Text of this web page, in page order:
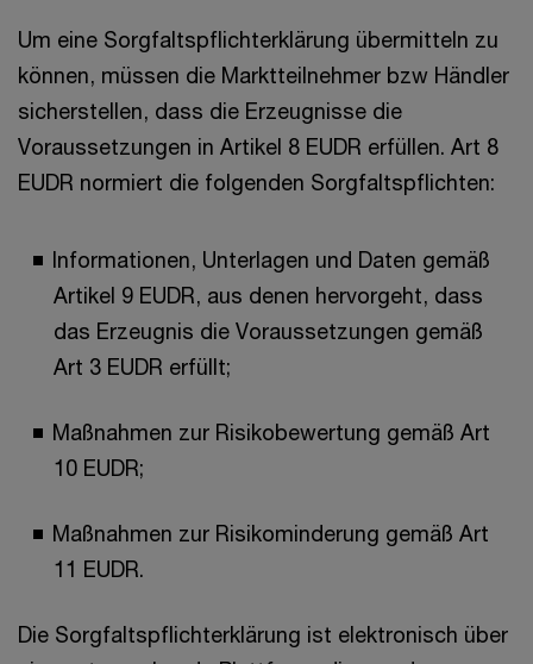
Um eine Sorgfaltspflichterklärung übermitteln zu
können, müssen die Marktteilnehmer bzw Händler
sicherstellen, dass die Erzeugnisse die
Voraussetzungen in Artikel 8 EUDR erfüllen. Art 8
EUDR normiert die folgenden Sorgfaltspflichten:
Informationen, Unterlagen und Daten gemäß
Artikel 9 EUDR, aus denen hervorgeht, dass
das Erzeugnis die Voraussetzungen gemäß
Art 3 EUDR erfüllt;
Maßnahmen zur Risikobewertung gemäß Art
10 EUDR;
Maßnahmen zur Risikominderung gemäß Art
11 EUDR.
Die Sorgfaltspflichterklärung ist elektronisch über